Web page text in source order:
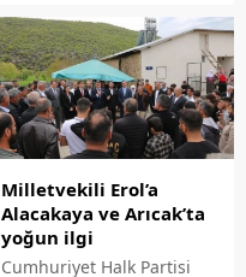
ediyor.
Milletvekili Erol’a
Alacakaya ve Arıcak’ta
yoğun ilgi
Cumhuriyet Halk Partisi